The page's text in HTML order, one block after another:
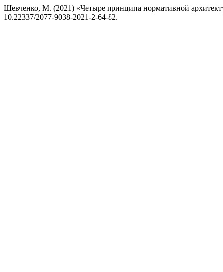
Шевченко, М. (2021) «Четыре принципа нормативной
10.22337/2077-9038-2021-2-64-82.